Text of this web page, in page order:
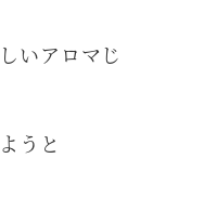
いアロマじ
うと